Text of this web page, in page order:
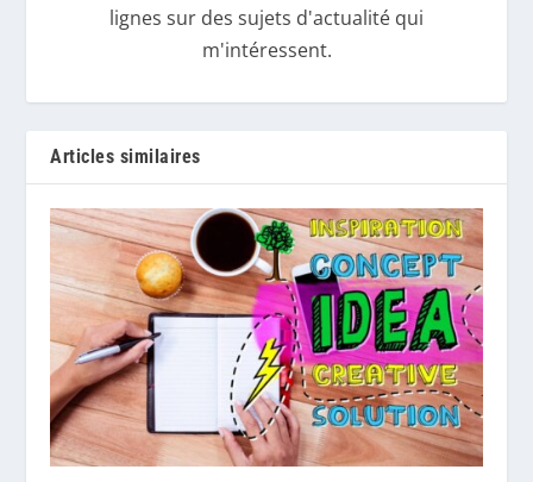
lignes sur des sujets d'actualité qui
m'intéressent.
Articles similaires